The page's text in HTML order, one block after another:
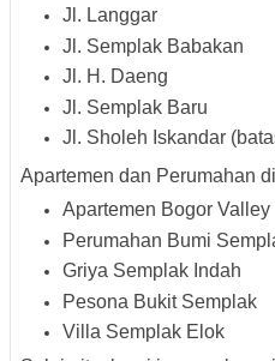
Jl. Langgar
Jl. Semplak Babakan
Jl. H. Daeng
Jl. Semplak Baru
Jl. Sholeh Iskandar
Apartemen dan Perumahan
Apartemen Bogor Valley
Perumahan Bumi
Griya Semplak Indah
Pesona Bukit Semplak
Villa Semplak Elok